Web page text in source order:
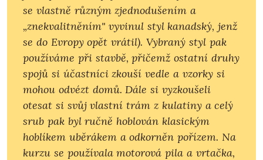
se vlastně různým zjednodušením a
„znekvalitněním" vyvinul styl kanadský, jenž
se do Evropy opět vrátil). Vybraný styl pak
používáme při stavbě, přičemž ostatní druhy
spojů si účastníci zkouší vedle a vzorky si
mohou odvézt domů. Dále si vyzkoušeli
otesat si svůj vlastní trám z kulatiny a celý
srub pak byl ručně hoblován klasickým
hoblíkem uběrákem a odkorněn pořízem. Na
kurzu se používala motorová pila a vrtačka,